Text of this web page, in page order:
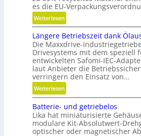
l
l
g
e
n
a
u
p
o
s
i
t
i
es die EU-
Weiterlesen:
K
r
e
i
s
l
a
u
f
w
i
r
Längere Betriebszeit dank
Die Maxxdrive-
Drivesystems mit dem speziell
entwickelten Safomi-IEC-
laut Anbieter die
verringern den Einsatz von…
Weiterlesen:
L
ä
n
g
Batterie- und getriebelos
Lika hat miniaturisierte
modulare Kit-Absolutwert-
optischer oder magnetischer